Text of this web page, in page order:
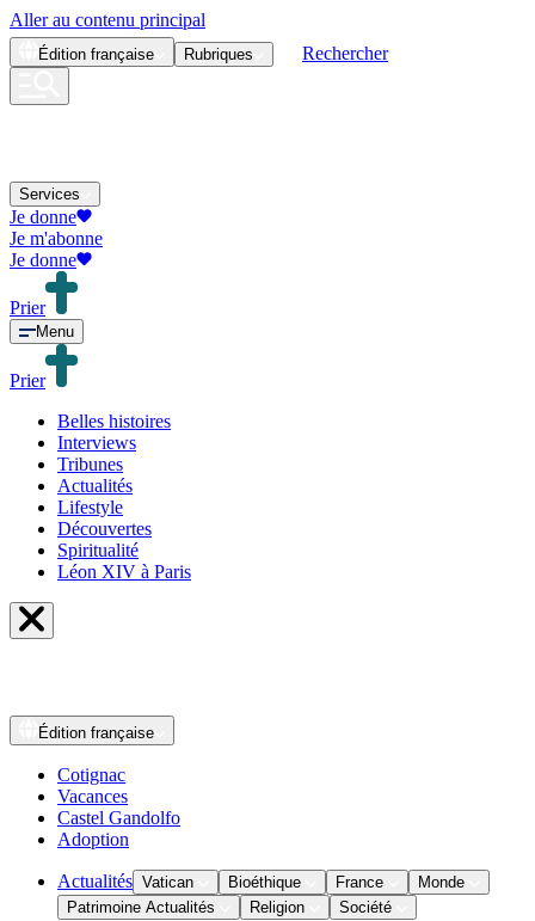
Aller au contenu principal
Édition française Rubriques Rechercher
Services
Je donne
Je m'abonne
Je donne
Prier
Menu
Prier
Belles histoires
Interviews
Tribunes
Actualités
Lifestyle
Découvertes
Spiritualité
Léon XIV à Paris
Édition française
Cotignac
Vacances
Castel Gandolfo
Adoption
Actualités Vatican Bioéthique France
Monde
Patrimoine Actualités
Religion Société